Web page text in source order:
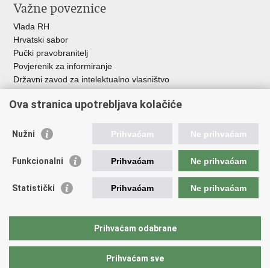
Važne poveznice
Vlada RH
Hrvatski sabor
Pučki pravobranitelj
Povjerenik za informiranje
Državni zavod za intelektualno vlasništvo
HAKOM
Ostale poveznice
Hrvatski audiovizualni centar
Creative Europe
EU National Institutes for Culture
Međunarodni centar za podvodnu arheologiju u Zadru (MCPA)
Ova stranica upotrebljava kolačiće
Nužni Prihvaćam Ne prihvaćam
Funkcionalni Prihvaćam Ne prihvaćam
Statistički Prihvaćam Ne prihvaćam
Prihvaćam odabrane
Prihvaćam sve